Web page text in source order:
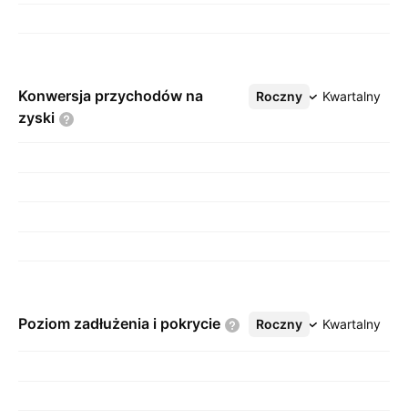
Konwersja przychodów na
zyski
Roczny Kwartalny
Więcej
Poziom zadłużenia i pokrycie Roczny Kwartalny
Więcej